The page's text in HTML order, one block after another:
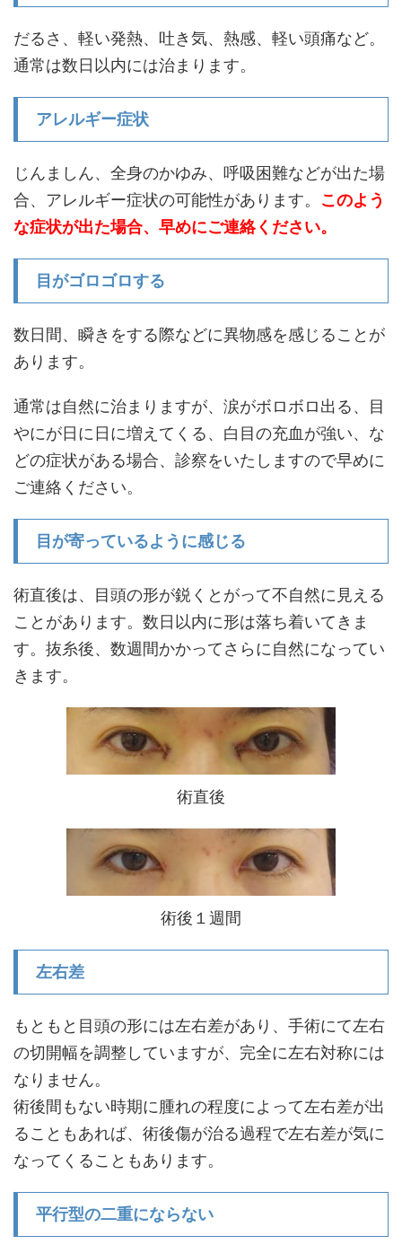
だるさ、軽い発熱、吐き気、熱感、軽い頭痛など。
通常は数日以内には治まります。
アレルギー症状
じんましん、全身のかゆみ、呼吸困難などが出た場
合、アレルギー症状の可能性があります。 このよう
な症状が出た場合、早めにご連絡ください。
目がゴロゴロする
数日間、瞬きをする際などに異物感を感じることが
あります。
通常は自然に治まりますが、涙がボロボロ出る、目
やにが日に日に増えてくる、白目の充血が強い、な
どの症状がある場合、診察をいたしますので早めに
ご連絡ください。
目が寄っているように感じる
術直後は、目頭の形が鋭くとがって不自然に見える
ことがあります。数日以内に形は落ち着いてきま
す。抜糸後、数週間かかってさらに自然になってい
きます。
術直後
術後１週間
左右差
もともと目頭の形には左右差があり、手術にて左右
の切開幅を調整していますが、完全に左右対称には
なりません。
術後間もない時期に腫れの程度によって左右差が出
ることもあれば、術後傷が治る過程で左右差が気に
なってくることもあります。
平行型の二重にならない